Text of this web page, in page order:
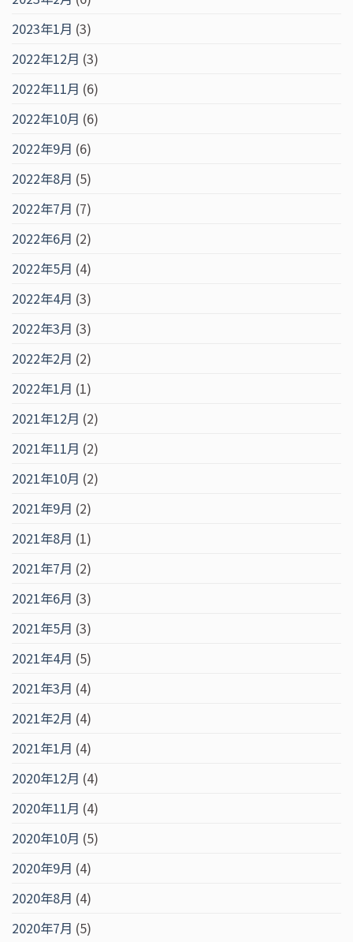
2023年1月 (3)
2022年12月 (3)
2022年11月 (6)
2022年10月 (6)
2022年9月 (6)
2022年8月 (5)
2022年7月 (7)
2022年6月 (2)
2022年5月 (4)
2022年4月 (3)
2022年3月 (3)
2022年2月 (2)
2022年1月 (1)
2021年12月 (2)
2021年11月 (2)
2021年10月 (2)
2021年9月 (2)
2021年8月 (1)
2021年7月 (2)
2021年6月 (3)
2021年5月 (3)
2021年4月 (5)
2021年3月 (4)
2021年2月 (4)
2021年1月 (4)
2020年12月 (4)
2020年11月 (4)
2020年10月 (5)
2020年9月 (4)
2020年8月 (4)
2020年7月 (5)